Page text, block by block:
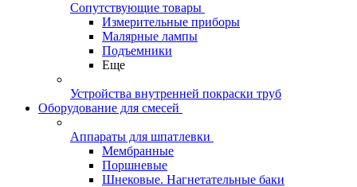
Сопутствующие товары
Измерительные приборы
Малярные лампы
Подъемники
Еще
Устройства внутренней покраски труб
Оборудование для смесей
Аппараты для шпатлевки
Мембранные
Поршневые
Шнековые. Нагнетательные баки